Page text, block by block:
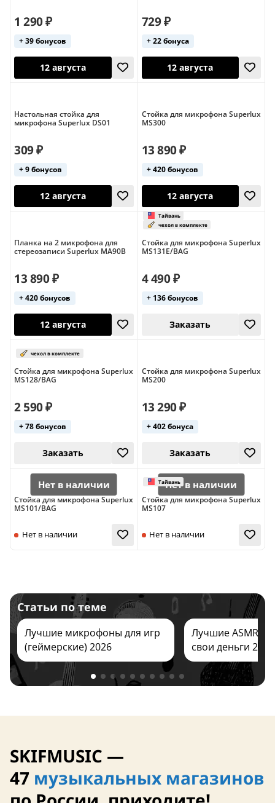
12 августа 12 августа
1 290 ₽
+ 39 бонусов
12 августа
729 ₽
+ 22 бонуса
12 августа
Настольная стойка для
микрофона Superlux DS01
309 ₽
+ 9 бонусов
Стойка для микрофона Superlux
MS300
13 890 ₽
+ 420 бонусов
Планка на 2 микрофона для
стереозаписи Superlux MA90B
13 890 ₽
+ 420 бонусов
12 августа
Стойка для микрофона Superlux
MS131E/BAG
4 490 ₽
+ 136 бонусов
Заказать
Стойка для микрофона Superlux
MS128/BAG
2 590 ₽
+ 78 бонусов
Заказать
Стойка для микрофона Superlux
MS200
13 290 ₽
+ 402 бонуса
Заказать
Стойка для микрофона Superlux
MS101/BAG
Нет в наличии
Стойка для микрофона Superlux
MS107
Нет в наличии
Статьи по теме
Лучшие микрофоны для игр
(геймерские) 2026
Лучшие ASMR
свои деньги 2026
SKIFMUSIC —
47 музыкальных магазинов